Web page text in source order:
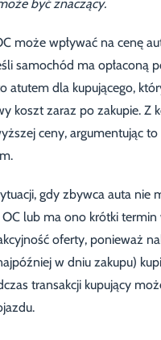
być znaczący.
może wpływać na cenę
samochód ma opłaconą
atutem dla kupującego,
koszt zaraz po zakupie. Z
ceny, argumentując to
gdy zbywca auta nie
lub ma ono krótki
oferty, ponieważ
w dniu zakupu)
transakcji kupujący